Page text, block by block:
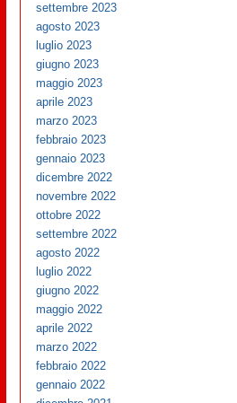
settembre 2023
agosto 2023
luglio 2023
giugno 2023
maggio 2023
aprile 2023
marzo 2023
febbraio 2023
gennaio 2023
dicembre 2022
novembre 2022
ottobre 2022
settembre 2022
agosto 2022
luglio 2022
giugno 2022
maggio 2022
aprile 2022
marzo 2022
febbraio 2022
gennaio 2022